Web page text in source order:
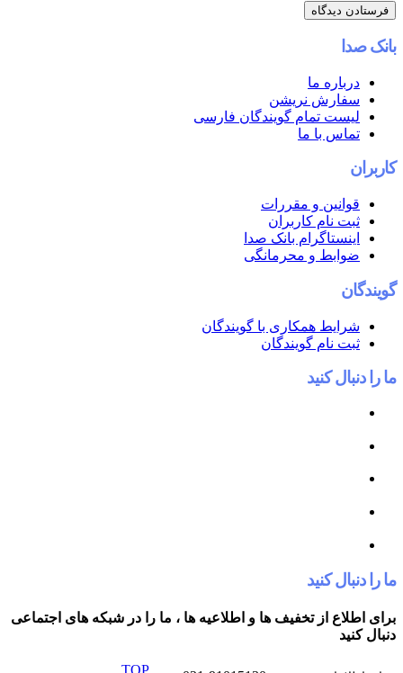
بانک صدا
درباره ما
سفارش نریشن
لیست تمام گویندگان فارسی
تماس با ما
کاربران
قوانین و مقررات
ثبت نام کاربران
اینستاگرام بانک صدا
ضوابط و محرمانگی
گویندگان
شرایط همکاری با گویندگان
ثبت نام گویندگان
ما را دنبال کنید
ما را دنبال کنید
برای اطلاع از تخفیف ها و اطلاعیه ها ، ما را در شبکه های اجتماعی
دنبال کنید
TOP